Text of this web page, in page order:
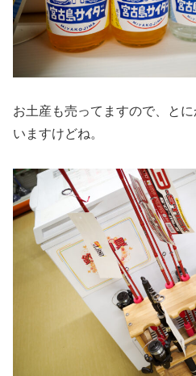
お土産も売ってますので、と
いますけどね。